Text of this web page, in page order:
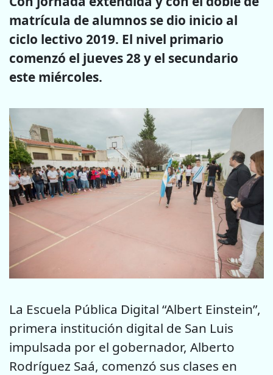
matrícula de alumnos se dio inicio al
ciclo lectivo 2019. El nivel primario
comenzó el jueves 28 y el secundario
este miércoles.
La Escuela Pública Digital “Albert Einstein”,
primera institución digital de San Luis
impulsada por el gobernador, Alberto
Rodríguez Saá, comenzó sus clases en